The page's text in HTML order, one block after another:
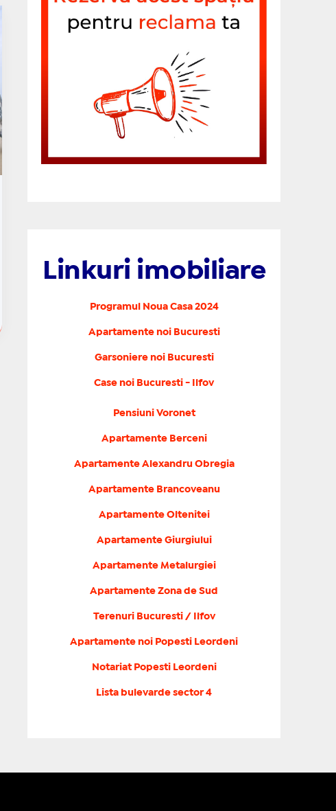
Linkuri imobiliare
Programul Noua Casa 2024
Apartamente noi Bucuresti
Garsoniere noi Bucuresti
Case noi Bucuresti - Ilfov
Pensiuni Voronet
Apartamente Berceni
Apartamente Alexandru Obregia
Apartamente Brancoveanu
Apartamente Oltenitei
Apartamente Giurgiului
Apartamente Metalurgiei
Apartamente Zona de Sud
Terenuri Bucuresti / Ilfov
Apartamente noi Popesti Leordeni
Notariat Popesti Leordeni
Lista bulevarde sector 4